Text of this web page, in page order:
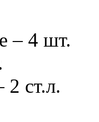
– 4 шт.
2 ст.л.